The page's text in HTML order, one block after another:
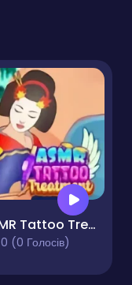
ASMR Tattoo Treatment
0 (0 Голосів)